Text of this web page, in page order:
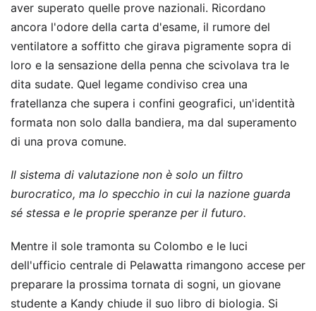
aver superato quelle prove nazionali. Ricordano
ancora l'odore della carta d'esame, il rumore del
ventilatore a soffitto che girava pigramente sopra di
loro e la sensazione della penna che scivolava tra le
dita sudate. Quel legame condiviso crea una
fratellanza che supera i confini geografici, un'identità
formata non solo dalla bandiera, ma dal superamento
di una prova comune.
Il sistema di valutazione non è solo un filtro
burocratico, ma lo specchio in cui la nazione guarda
sé stessa e le proprie speranze per il futuro.
Mentre il sole tramonta su Colombo e le luci
dell'ufficio centrale di Pelawatta rimangono accese per
preparare la prossima tornata di sogni, un giovane
studente a Kandy chiude il suo libro di biologia. Si